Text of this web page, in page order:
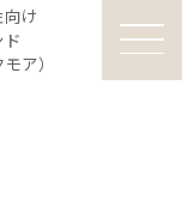
け
ア）